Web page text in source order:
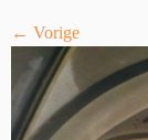
← Vorige